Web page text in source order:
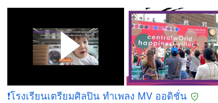
❗โรงเรียนเตรียมศิลปิน ทำเพลง MV ออดิชั่น